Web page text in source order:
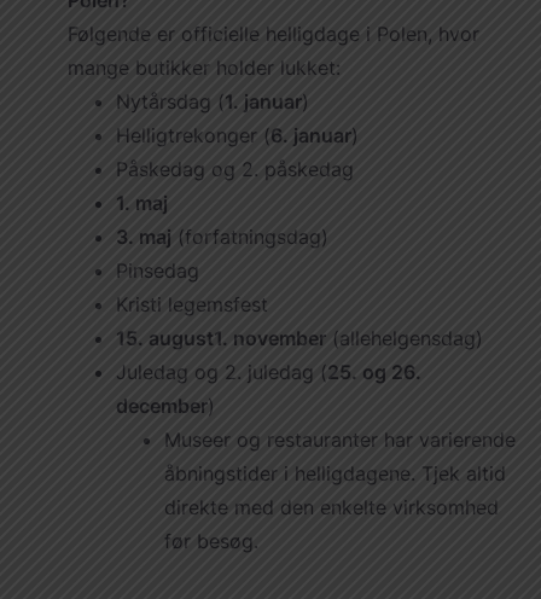
Følgende er officielle helligdage i Polen, hvor
mange butikker holder lukket:
Nytårsdag (1. januar)
Helligtrekonger (6. januar)
Påskedag og 2. påskedag
1. maj
3. maj (forfatningsdag)
Pinsedag
Kristi legemsfest
15. august1. november (allehelgensdag)
Juledag og 2. juledag (25. og 26.
december)
Museer og restauranter har varierende
åbningstider i helligdagene. Tjek altid
direkte med den enkelte virksomhed
før besøg.